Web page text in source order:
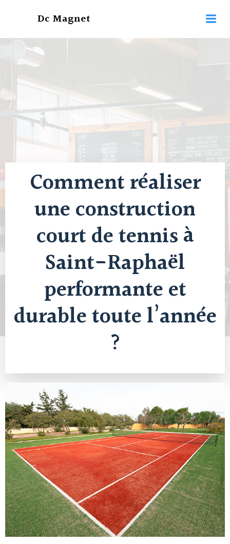
Dc Magnet
Comment réaliser
une construction
court de tennis à
Saint-Raphaël
performante et
durable toute l’année
?